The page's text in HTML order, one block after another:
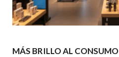
MÁS BRILLO AL CONSUMO